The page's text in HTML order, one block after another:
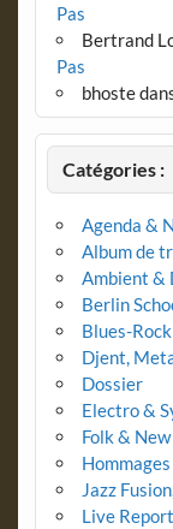
Pas
Bertrand
Pas
bhoste
Catégories :
Agenda &
Album de
Ambient &
Berlin
Blues-Rock
Djent,
Dossier
Electro &
Folk & New
Hommages
Jazz
Live